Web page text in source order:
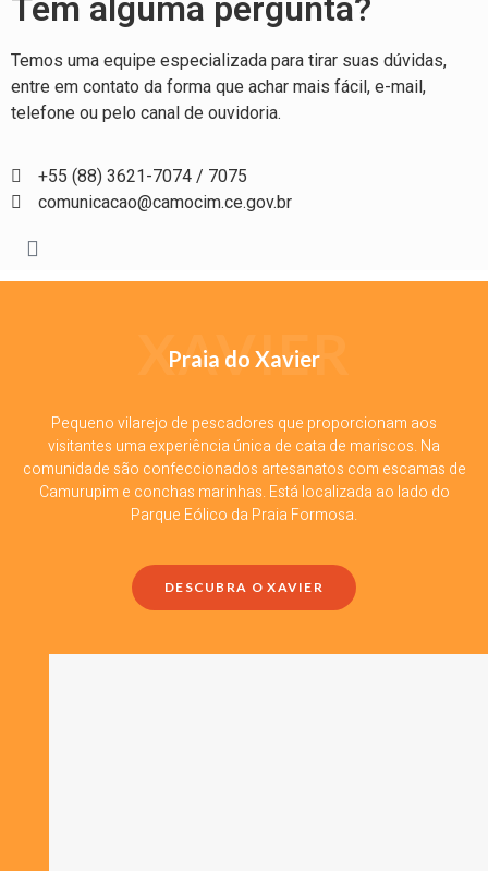
Tem alguma pergunta?
Temos uma equipe especializada para tirar suas dúvidas,
entre em contato da forma que achar mais fácil, e-mail,
telefone ou pelo canal de ouvidoria.
+55 (88) 3621-7074 / 7075
comunicacao@camocim.ce.gov.br
XAVIER
Praia do Xavier
Pequeno vilarejo de pescadores que proporcionam aos
visitantes uma experiência única de cata de mariscos. Na
comunidade são confeccionados artesanatos com escamas de
Camurupim e conchas marinhas. Está localizada ao lado do
Parque Eólico da Praia Formosa.
DESCUBRA O XAVIER